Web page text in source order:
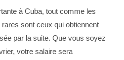
à Cuba, tout comme les
sont ceux qui obtiennent
par la suite. Que vous soyez
votre salaire sera